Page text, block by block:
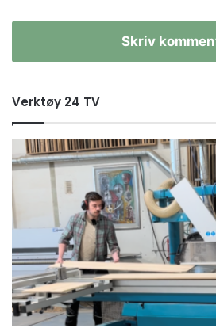
Skriv
Verktøy 24 TV